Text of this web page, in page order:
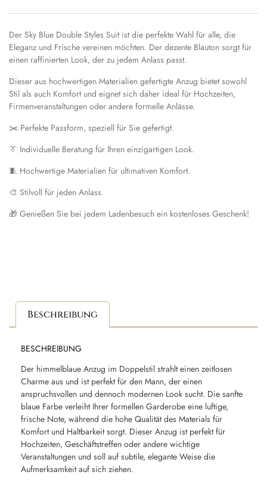
Der Sky Blue Double Styles Suit ist die perfekte Wahl für alle, die
Eleganz und Frische vereinen möchten. Der dezente Blauton sorgt für
einen raffinierten Look, der zu jedem Anlass passt.
Dieser aus hochwertigen Materialien gefertigte Anzug bietet sowohl
Stil als auch Komfort und eignet sich daher ideal für Hochzeiten,
Firmenveranstaltungen oder andere formelle Anlässe.
✂️ Perfekte Passform, speziell für Sie gefertigt.
👔 Individuelle Beratung für Ihren einzigartigen Look.
🧵 Hochwertige Materialien für ultimativen Komfort.
🎨 Stilvoll für jeden Anlass.
🎁 Genießen Sie bei jedem Ladenbesuch ein kostenloses Geschenk!
Beschreibung
BESCHREIBUNG
Der himmelblaue Anzug im Doppelstil strahlt einen zeitlosen
Charme aus und ist perfekt für den Mann, der einen
anspruchsvollen und dennoch modernen Look sucht. Die sanfte
blaue Farbe verleiht Ihrer formellen Garderobe eine luftige,
frische Note, während die hohe Qualität des Materials für
Komfort und Haltbarkeit sorgt. Dieser Anzug ist perfekt für
Hochzeiten, Geschäftstreffen oder andere wichtige
Veranstaltungen und soll auf subtile, elegante Weise die
Aufmerksamkeit auf sich ziehen.